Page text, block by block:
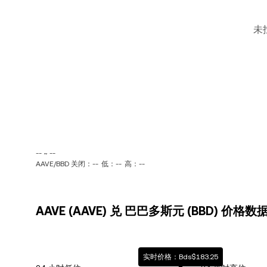
未
-- ~ --
AAVE/BBD 关闭：-- 低：-- 高：--
AAVE (AAVE) 兑 巴巴多斯元 (BBD) 价格数
实时价格：Bds$183.25